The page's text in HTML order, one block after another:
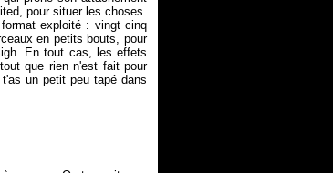
pour situer les choses.
exploité : vingt cinq
en petits bouts, pour
En tout cas, les effets
que rien n'est fait pour
un petit peu tapé dans